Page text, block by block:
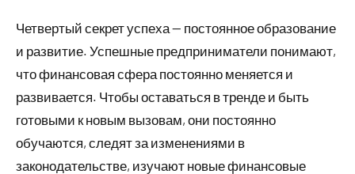
Четвертый секрет успеха — постоянное образование
и развитие. Успешные предприниматели понимают,
что финансовая сфера постоянно меняется и
развивается. Чтобы оставаться в тренде и быть
готовыми к новым вызовам, они постоянно
обучаются, следят за изменениями в
законодательстве, изучают новые финансовые